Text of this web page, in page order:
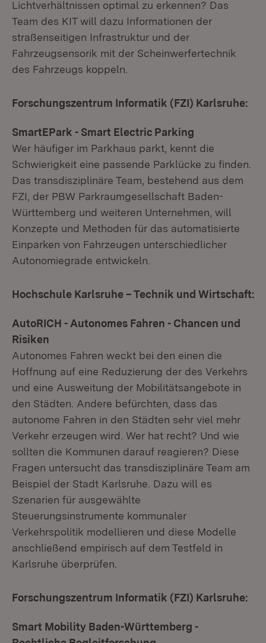
Lichtverhältnissen optimal zu erkennen? Das
Team des KIT will dazu Informationen der
straßenseitigen Infrastruktur und der
Fahrzeugsensorik mit der Scheinwerfertechnik
des Fahrzeugs koppeln.
Forschungszentrum Informatik (FZI) Karlsruhe:
SmartEPark - Smart Electric Parking
Wer häufiger im Parkhaus parkt, kennt die
Schwierigkeit eine passende Parklücke zu finden.
Das transdisziplinäre Team, bestehend aus dem
FZI, der PBW Parkraumgesellschaft Baden-
Württemberg und weiteren Unternehmen, will
Konzepte und Methoden für das automatisierte
Einparken von Fahrzeugen unterschiedlicher
Autonomiegrade entwickeln.
Hochschule Karlsruhe – Technik und Wirtschaft:
AutoRICH - Autonomes Fahren - Chancen und
Risiken
Autonomes Fahren weckt bei den einen die
Hoffnung auf eine Reduzierung der des Verkehrs
und eine Ausweitung der Mobilitätsangebote in
den Städten. Andere befürchten, dass das
autonome Fahren in den Städten sehr viel mehr
Verkehr erzeugen wird. Wer hat recht? Und wie
sollten die Kommunen darauf reagieren? Diese
Fragen untersucht das transdisziplinäre Team am
Beispiel der Stadt Karlsruhe. Dazu will es
Szenarien für ausgewählte
Steuerungsinstrumente kommunaler
Verkehrspolitik modellieren und diese Modelle
anschließend empirisch auf dem Testfeld in
Karlsruhe überprüfen.
Forschungszentrum Informatik (FZI) Karlsruhe:
Smart Mobility Baden-Württemberg -